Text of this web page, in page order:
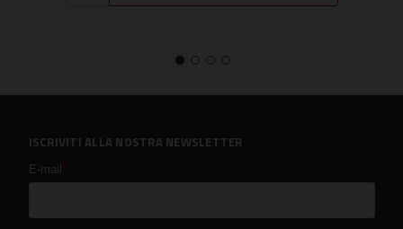
ISCRIVITI ALLA NOSTRA NEWSLETTER